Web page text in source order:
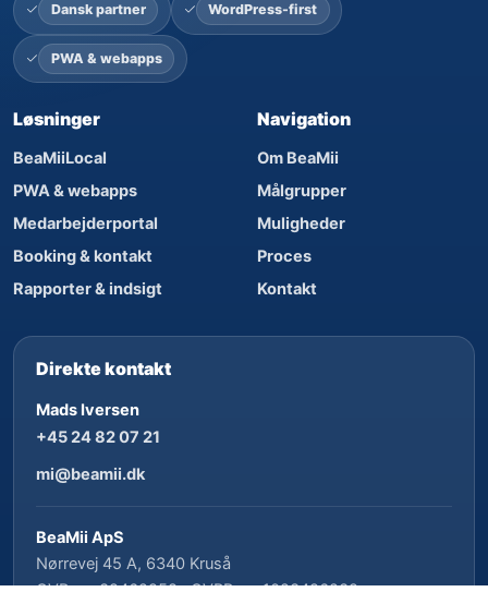
Dansk partner WordPress-first
PWA & webapps
Løsninger
BeaMiiLocal
PWA & webapps
Medarbejderportal
Booking & kontakt
Rapporter & indsigt
Navigation
Om BeaMii
Målgrupper
Muligheder
Proces
Kontakt
Direkte kontakt
Mads Iversen
+45 24 82 07 21
mi@beamii.dk
BeaMii ApS
Nørrevej 45 A, 6340 Kruså
CVR-nr. 39462958 · CVRP-nr. 1023496239